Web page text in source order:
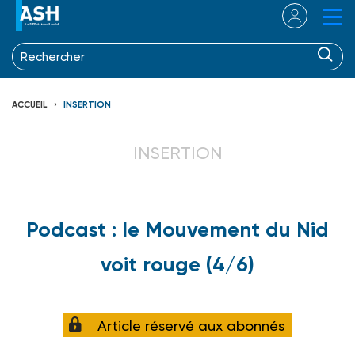
ACCUEIL INSERTION
INSERTION
Podcast : le Mouvement du Nid
voit rouge (4/6)
Article réservé aux abonnés